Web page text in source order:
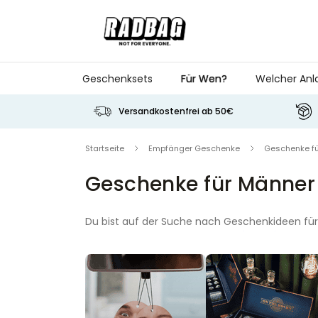
Geschenksets Für Wen? Welcher
Versandkostenfrei ab 50€
Startseite Empfänger Geschenke Geschenke
Geschenke für Männer
Du bist auf der Suche nach Geschenkideen
Wir haben die besten Geschenkideen für
Viel Spaß beim Stöbern von über 490